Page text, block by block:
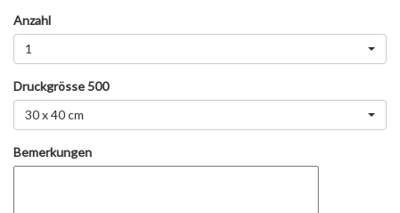
Anzahl
1
Druckgrösse 500
30 x 40 cm
Bemerkungen